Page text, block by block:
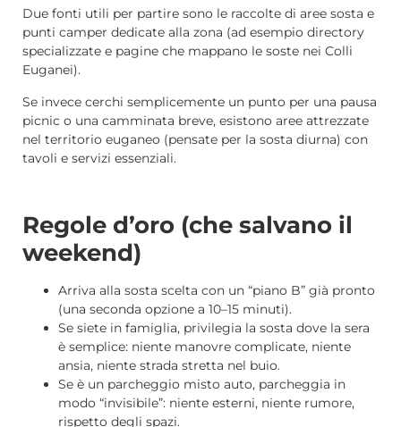
Due fonti utili per partire sono le raccolte di aree sosta e
punti camper dedicate alla zona (ad esempio directory
specializzate e pagine che mappano le soste nei Colli
Euganei).
Se invece cerchi semplicemente un punto per una pausa
picnic o una camminata breve, esistono aree attrezzate
nel territorio euganeo (pensate per la sosta diurna) con
tavoli e servizi essenziali.
Regole d’oro (che salvano il
weekend)
Arriva alla sosta scelta con un “piano B” già pronto
(una seconda opzione a 10–15 minuti).
Se siete in famiglia, privilegia la sosta dove la sera
è semplice: niente manovre complicate, niente
ansia, niente strada stretta nel buio.
Se è un parcheggio misto auto, parcheggia in
modo “invisibile”: niente esterni, niente rumore,
rispetto degli spazi.